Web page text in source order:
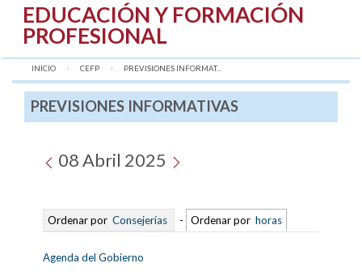
EDUCACIÓN Y FORMACIÓN
PROFESIONAL
INICIO CEFP AQUÍ:
PREVISIONES INFORMAT...
PREVISIONES INFORMATIVAS
08 Abril 2025
Ordenar por Consejerías - Ordenar por horas
Agenda del Gobierno